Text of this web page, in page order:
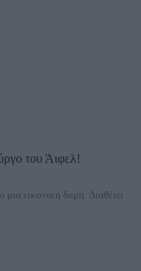
του Άιφελ!
εικονική δομή. Διαθέτει